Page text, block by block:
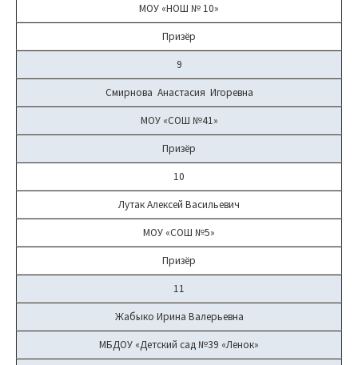
МОУ «НОШ № 10»
Призёр
9
Смирнова Анастасия Игоревна
МОУ «СОШ №41»
Призёр
10
Лутак Алексей Васильевич
МОУ «СОШ №5»
Призёр
11
Жабыко Ирина Валерьевна
МБДОУ «Детский сад №39 «Ленок»